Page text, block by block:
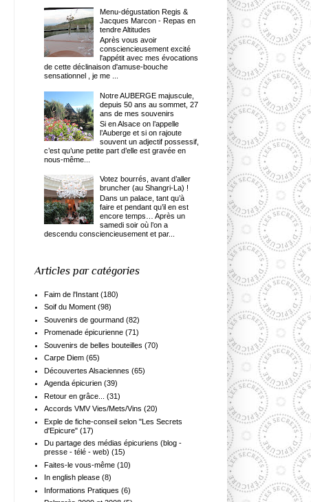
Menu-dégustation Regis &
Jacques Marcon - Repas en
tendre Altitudes
Après vous avoir
consciencieusement excité
l'appétit avec mes évocations
de cette déclinaison d'amuse-bouche
sensationnel , je me ...
Notre AUBERGE majuscule,
depuis 50 ans au sommet, 27
ans de mes souvenirs
Si en Alsace on l’appelle
l’Auberge et si on rajoute
souvent un adjectif possessif,
c’est qu’une petite part d’elle est gravée en
nous-même...
Votez bourrés, avant d’aller
bruncher (au Shangri-La) !
Dans un palace, tant qu’à
faire et pendant qu’il en est
encore temps… Après un
samedi soir où l’on a
descendu consciencieusement et par...
Articles par catégories
Faim de l'Instant (180)
Soif du Moment (98)
Souvenirs de gourmand (82)
Promenade épicurienne (71)
Souvenirs de belles bouteilles (70)
Carpe Diem (65)
Découvertes Alsaciennes (65)
Agenda épicurien (39)
Retour en grâce...
(31)
Accords VMV Vies/Mets/Vins (20)
Exple de fiche-conseil selon "Les Secrets
d'Epicure" (17)
Du partage des médias épicuriens (blog -
presse - télé - web) (15)
Faites-le vous-même (10)
In english please (8)
Informations Pratiques (6)